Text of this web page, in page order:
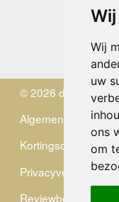
Wij
uw
ons
om
Donderdag
Vrijdag
© 2026 de Zwerver
Algemene
Kortingscode
Privacyverklaring
Reviewbeleid